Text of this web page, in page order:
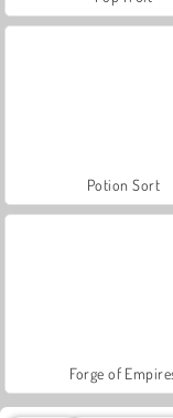
Potion Sort
Forge of